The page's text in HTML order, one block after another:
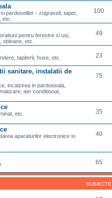
pardoselilor - zugraveli, tapet,
etc.
100
pentru ferestre si usi,
obloane, etc.
49
tapiterii, huse, etc. 23
sanitare, instalatii de
incalzirea in pardoseala,
aer conditionat,
75
etc.
35
aparaturilor electronice si
40
65
SUBIECTE